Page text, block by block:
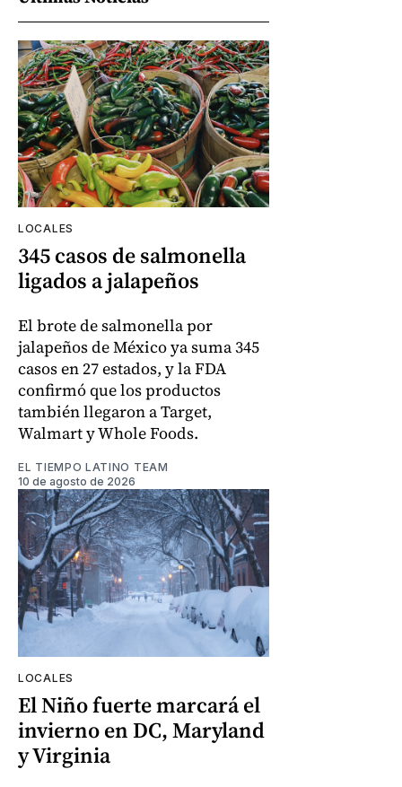
LOCALES
345 casos de salmonella
ligados a jalapeños
El brote de salmonella por
jalapeños de México ya suma 345
casos en 27 estados, y la FDA
confirmó que los productos
también llegaron a Target,
Walmart y Whole Foods.
EL TIEMPO LATINO TEAM
10 de agosto de 2026
LOCALES
El Niño fuerte marcará el
invierno en DC, Maryland
y Virginia